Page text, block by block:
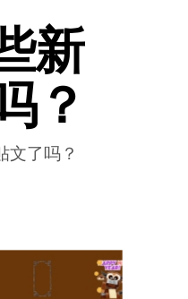
新
？
文了吗？